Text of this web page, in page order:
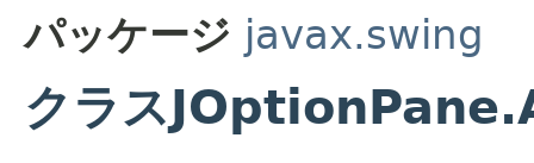
パッケージ javax.swing
クラス